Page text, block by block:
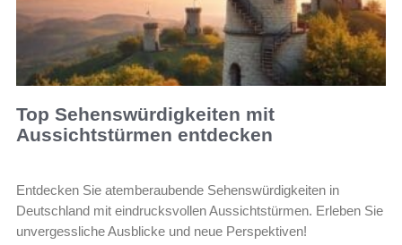
Top Sehenswürdigkeiten mit
Aussichtstürmen entdecken
Entdecken Sie atemberaubende Sehenswürdigkeiten in
Deutschland mit eindrucksvollen Aussichtstürmen. Erleben Sie
unvergessliche Ausblicke und neue Perspektiven!